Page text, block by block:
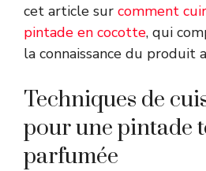
cet article sur comment
pintade en cocotte, qui
la connaissance du produit
Techniques de
pour une pintade
parfumée